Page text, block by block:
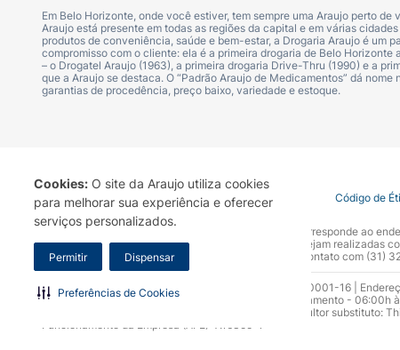
Cookies: O site da Araujo utiliza cookies
para melhorar sua experiência e oferecer
serviços personalizados.
Permitir Dispensar
Preferências de Cookies
Em Belo Horizonte, onde você estiver, tem sempre uma Araujo perto
Araujo está presente em todas as regiões da capital e em várias
produtos de conveniência, saúde e bem-estar, a Drogaria Araujo é um
compromisso com o cliente: ela é a primeira drogaria de Belo
– o Drogatel Araujo (1963), a primeira drogaria Drive-Thru (1990) e a
que a Araujo se destaca. O “Padrão Araujo de Medicamentos” dá
garantias de procedência, preço baixo, variedade e estoque.
Termo de Uso Portal da Privacidade Covid-19 Código de
A Drogaria Araujo S/A informa que o seu site oficial corresponde ao
marca. Para sua segurança recomendamos que não sejam realizadas
Araujo S.A. Em caso de dúvidas, gentileza entrar em contato com (31)
Razão Social: Drogaria Araujo S.A | CNPJ: 17.256.512.0001-16 |
0300.313.1010 e (31) 3270-5000 Horário de funcionamento - 06:00h
10.965 | Yasmin Silva Alvarenga – CRF 52.584 - Consultor substituto:
Funcionamento da Empresa (AFE): 7.16355-1